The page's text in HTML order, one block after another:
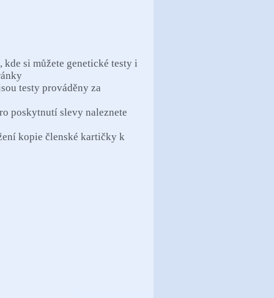
, kde si můžete genetické testy i
testy prováděny za
poskytnutí slevy naleznete
kopie členské kartičky k